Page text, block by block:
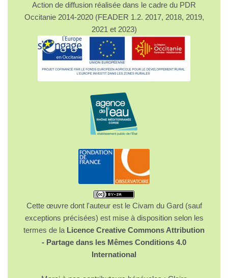
Action de diffusion réalisée dans le cadre du PDR
Occitanie 2014-2020 (FEADER 1.2. 2017, 2018, 2019,
2021 et 2023)
Cette œuvre dont l'auteur est le Civam du Gard (sauf
exceptions précisées) est mise à disposition selon les
termes de la Licence Creative Commons Attribution
- Partage dans les Mêmes Conditions 4.0
International